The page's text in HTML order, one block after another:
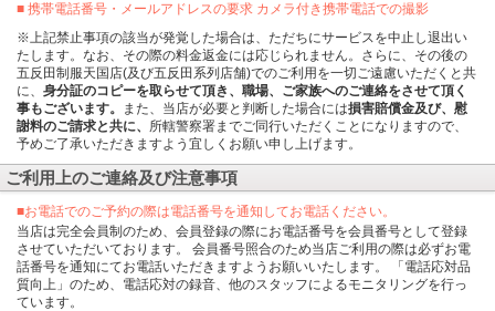
■ 携帯電話番号・メールアドレスの要求 カメラ付き携帯電話での撮影
※上記禁止事項の該当が発覚した場合は、ただちにサービスを中止し退出い
たします。なお、その際の料金返金には応じられません。さらに、その後の
五反田制服天国店(及び五反田系列店舗)でのご利用を一切ご遠慮いただくと共
に、 身分証のコピーを取らせて頂き、職場、ご家族へのご連絡をさせて頂く
事もございます。
また、当店が必要と判断した場合には損害賠償金及び、慰
謝料のご請求と共に、 所轄警察署までご同行いただくことになりますので、
予めご了承いただきますよう宜しくお願い申し上げます。
ご利用上のご連絡及び注意事項
■お電話でのご予約の際は電話番号を通知してお電話ください。
当店は完全会員制のため、会員登録の際にお電話番号を会員番号として登録
させていただいております。 会員番号照合のため当店ご利用の際は必ずお電
話番号を通知にてお電話いただきますようお願いいたします。 「電話応対品
質向上」のため、電話応対の録音、他のスタッフによるモニタリングを行っ
ています。